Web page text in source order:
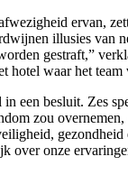
ervan,
illusies van
gestraft,”
hotel waar het
in een besluit. Zes
zou
over onze